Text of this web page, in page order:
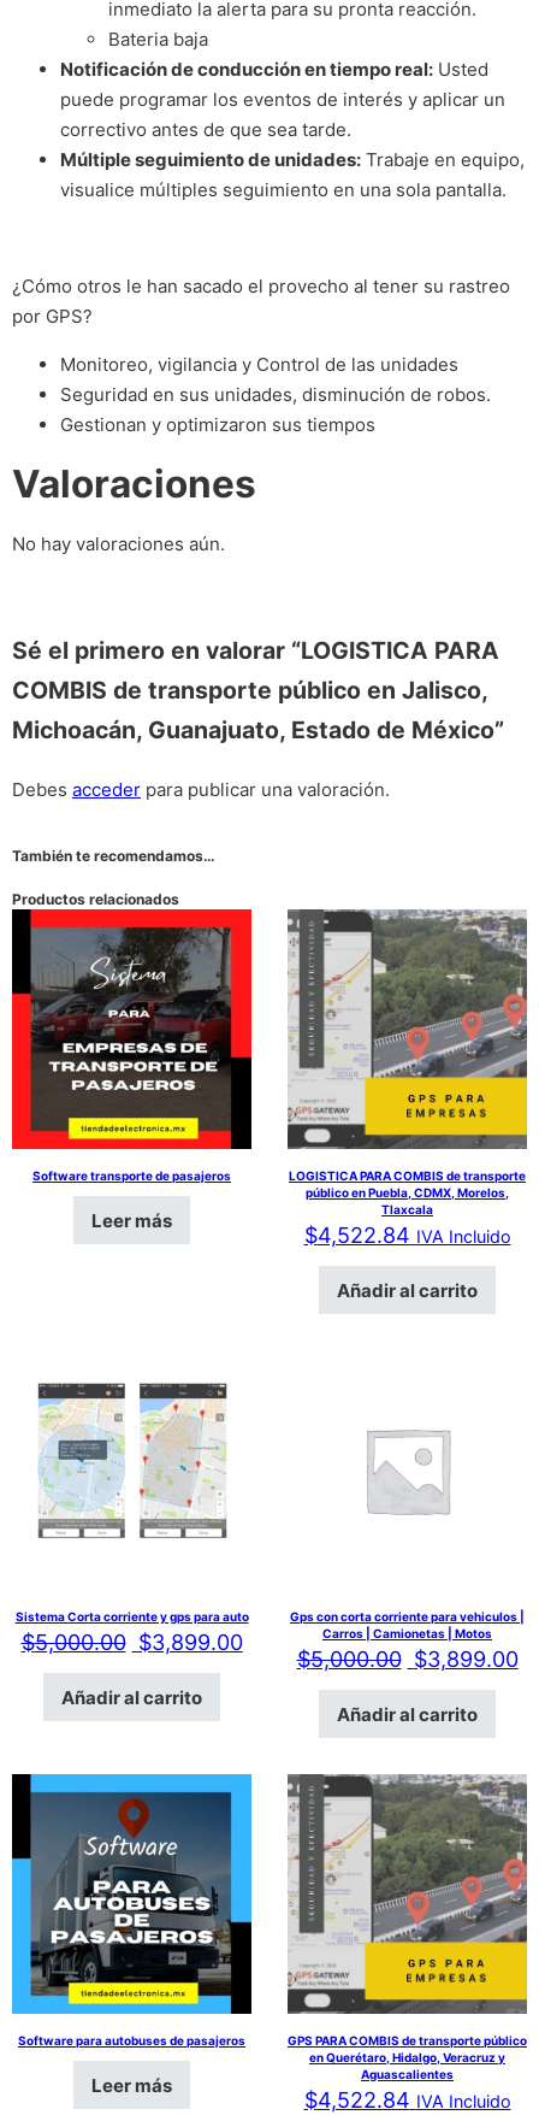
inmediato la alerta para su pronta reacción.
Bateria baja
Notificación de conducción en tiempo real: Usted
puede programar los eventos de interés y aplicar un
correctivo antes de que sea tarde.
Múltiple seguimiento de unidades: Trabaje en equipo,
visualice múltiples seguimiento en una sola pantalla.
¿Cómo otros le han sacado el provecho al tener su rastreo
por GPS?
Monitoreo, vigilancia y Control de las unidades
Seguridad en sus unidades, disminución de robos.
Gestionan y optimizaron sus tiempos
Valoraciones
No hay valoraciones aún.
Sé el primero en valorar “LOGISTICA PARA
COMBIS de transporte público en Jalisco,
Michoacán, Guanajuato, Estado de México”
Debes acceder para publicar una valoración.
También te recomendamos…
Productos relacionados
Software transporte de pasajeros
Leer más
LOGISTICA PARA COMBIS de transporte
público en Puebla, CDMX, Morelos,
Tlaxcala
$4,522.84 IVA Incluido
Añadir al carrito
Sistema Corta corriente y gps para auto
$5,000.00 El precio original era: $5,000.00.
$3,899.00El precio actual es:
Añadir al carrito
Gps con corta corriente para vehiculos |
Carros | Camionetas | Motos
$5,000.00 El precio
$3,899.00
Añadir al carrito
Software para autobuses de pasajeros
Leer más
GPS PARA COMBIS de transporte público
en Querétaro, Hidalgo, Veracruz y
Aguascalientes
$4,522.84 IVA Incluido